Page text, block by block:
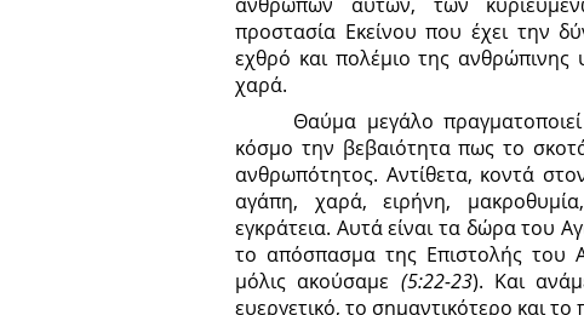
προστασία Εκείνου που έχει την
εχθρό και πολέμιο της ανθρώπινης
χαρά.
Θαύμα μεγάλο
κόσμο την βεβαιότητα πως το
ανθρωπότητος. Αντίθετα, κοντά
αγάπη, χαρά, ειρήνη,
εγκράτεια. Αυτά είναι τα δώρα του
το απόσπασμα της Επιστολής
μόλις ακούσαμε (5:22-23). Και
ευεργετικό, το σημαντικότερο και